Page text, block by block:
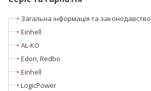
Загальна інформація та законодавство
Einhell
AL-KO
Edon, Redbo
Einhell
LogicPower